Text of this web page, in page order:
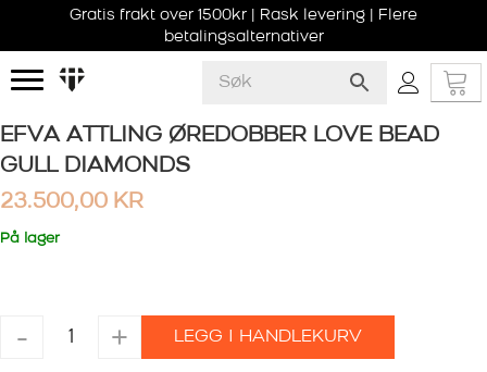
Gratis frakt over 1500kr | Rask levering | Flere
betalingsalternativer
EFVA ATTLING ØREDOBBER LOVE BEAD
GULL DIAMONDS
23.500,00 KR
På lager
-
EFVA
ATTLING
+ LEGG I HANDLEKURV